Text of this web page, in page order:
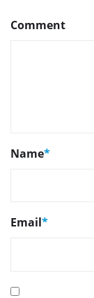
Comment
Name*
Email*